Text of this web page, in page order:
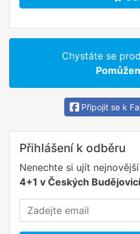
Chystáte se
Připojit se k
Přihlášení k odběru
Nenechte si ujít
4+1 v Českých